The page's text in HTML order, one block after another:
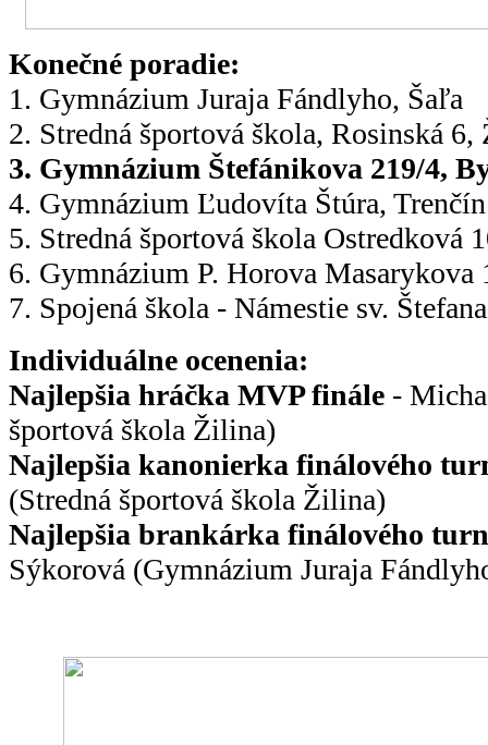
Konečné poradie:
1. Gymnázium Juraja Fándlyho, Šaľa
2. Stredná športová škola, Rosinská
3. Gymnázium Štefánikova 219/4,
4. Gymnázium Ľudovíta Štúra, Trenčín
5. Stredná športová škola Ostredková
6. Gymnázium P. Horova Masarykova
7. Spojená škola - Námestie sv.
Individuálne ocenenia:
Najlepšia hráčka MVP finále -
športová škola Žilina)
Najlepšia kanonierka finálového
(Stredná športová škola Žilina)
Najlepšia brankárka finálového
Sýkorová (Gymnázium Juraja